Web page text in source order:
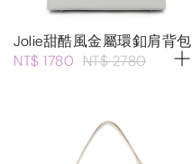
Jolie甜酷風金屬環釦肩背包
NT$ 1780 NT$ 2780